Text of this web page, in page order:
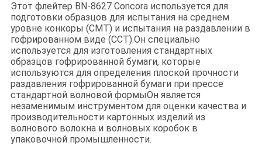
Этот флейтер BN-8627 Concora используется для
подготовки образцов для испытания на среднем
уровне конкоры (CMT) и испытания на раздавлении в
гофрированном виде (CCT).Он специально
используется для изготовления стандартных
образцов гофрированной бумаги, которые
используются для определения плоской прочности
раздавления гофрированной бумаги при прессе
стандартной волновой формыОн является
незаменимым инструментом для оценки качества и
производительности картонных изделий из
волнового волокна и волновых коробок в
упаковочной промышленности.